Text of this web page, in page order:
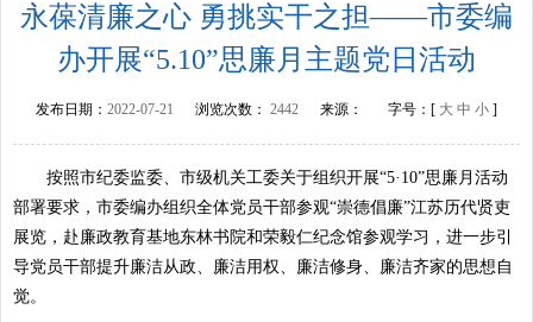
永葆清廉之心 勇挑实干之担——市委编
办开展“5.10”思廉月主题党日活动
发布日期： 2022-07-21 浏览次数： 2442 来源： 字号：[ 大 中 小 ]
按照市纪委监委、市级机关工委关于组织开展“5·10”思廉月活动
部署要求，市委编办组织全体党员干部参观“崇德倡廉”江苏历代贤吏
展览，赴廉政教育基地东林书院和荣毅仁纪念馆参观学习，进一步引
导党员干部提升廉洁从政、廉洁用权、廉洁修身、廉洁齐家的思想自
觉。